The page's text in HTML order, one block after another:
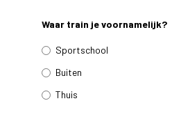
Waar train je voornamelijk?
Sportschool
Buiten
Thuis